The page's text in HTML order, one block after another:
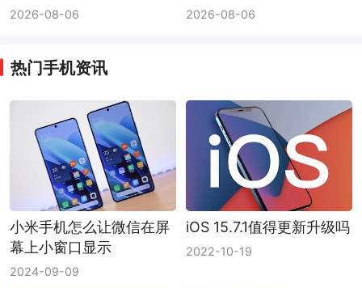
更新
2026-08-06
双向100W
2026-08-06
热门手机资讯
小米手机怎么让微信在屏
幕上小窗口显示
2024-09-09
iOS 15.7.1值得更新升级吗
2022-10-19